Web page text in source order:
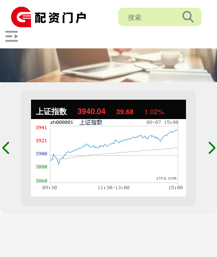
上证指数 3940.04 39.68 1.02%